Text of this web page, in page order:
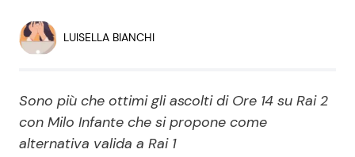
Economia
Persone Scomparse
Politica
Programmi TV
LUISELLA BIANCHI
Sono più che ottimi gli ascolti di Ore 14 su Rai 2
con Milo Infante che si propone come
alternativa valida a Rai 1